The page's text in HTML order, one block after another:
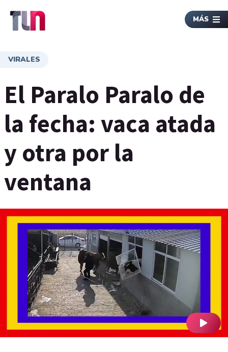
MÁS
VIRALES
El Paralo Paralo de
la fecha: vaca atada
y otra por la
ventana